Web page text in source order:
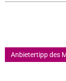
Anbietertipp des